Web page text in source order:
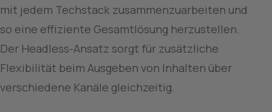
mit jedem Techstack zusammenzuarbeiten und
so eine effiziente Gesamtlösung herzustellen.
Der Headless-Ansatz sorgt für zusätzliche
Flexibilität beim Ausgeben von Inhalten über
verschiedene Kanäle gleichzeitig.